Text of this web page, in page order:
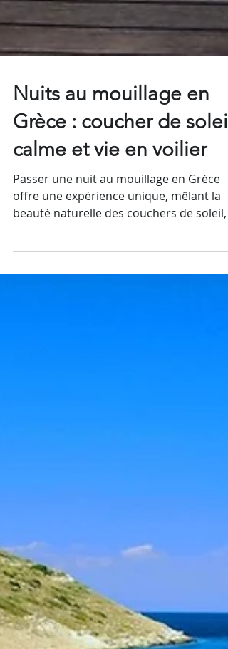
Nuits au mouillage en
Grèce : coucher de soleil,
calme et vie en voilier
Passer une nuit au mouillage en Grèce
beauté naturelle des couchers de soleil,